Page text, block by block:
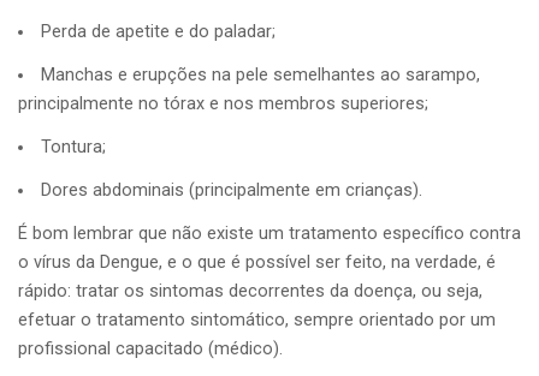
Perda de apetite e do paladar;
Manchas e erupções na pele semelhantes ao sarampo,
principalmente no tórax e nos membros superiores;
Tontura;
Dores abdominais (principalmente em crianças).
É bom lembrar que não existe um tratamento específico contra
o vírus da Dengue, e o que é possível ser feito, na verdade, é
rápido: tratar os sintomas decorrentes da doença, ou seja,
efetuar o tratamento sintomático, sempre orientado por um
profissional capacitado (médico).